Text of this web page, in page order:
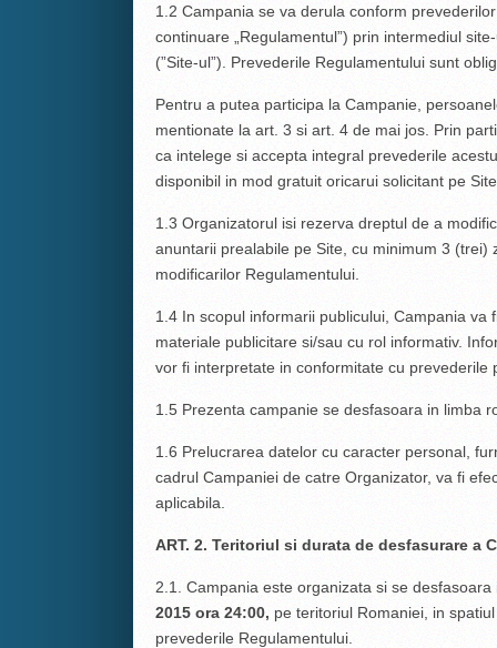
1.2 Campania se va derula conform
continuare „Regulamentul”) prin intermediul
(”Site-ul”). Prevederile Regulamentului sunt
Pentru a putea participa la Campanie,
mentionate la art. 3 si art. 4 de mai jos. Prin
ca intelege si accepta integral prevederile
disponibil in mod gratuit oricarui solicitant pe
1.3 Organizatorul isi rezerva dreptul de a
anuntarii prealabile pe Site, cu minimum 3
modificarilor Regulamentului.
1.4 In scopul informarii publicului, Campania
materiale publicitare si/sau cu rol informativ.
vor fi interpretate in conformitate cu prevederile
1.5 Prezenta campanie se desfasoara in limba
1.6 Prelucrarea datelor cu caracter personal,
cadrul Campaniei de catre Organizator, va fi
aplicabila.
ART. 2. Teritoriul si durata de desfasurare a
2.1. Campania este organizata si se
2015 ora 24:00, pe teritoriul Romaniei, in
prevederile Regulamentului.